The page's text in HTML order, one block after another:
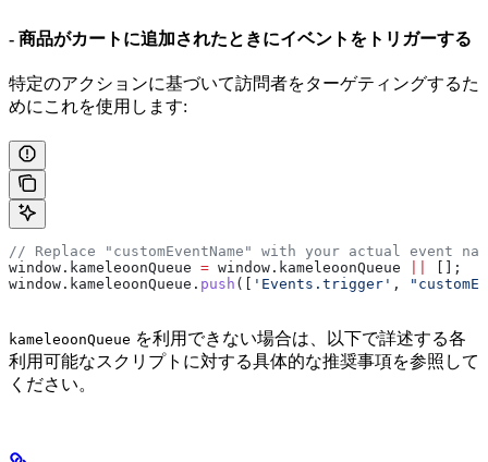
- 商品がカートに追加されたときにイベントをトリガーする
特定のアクションに基づいて訪問者をターゲティングするた
めにこれを使用します:
// Replace "customEventName" with your actual event
window . kameleoonQueue = window . kameleoonQueue
[];
window . kameleoonQueue . push ([ 'Events.trigger' ,
kameleoonQueue を利用できない場合は、以下で詳述する各
利用可能なスクリプトに対する具体的な推奨事項を参照して
ください。